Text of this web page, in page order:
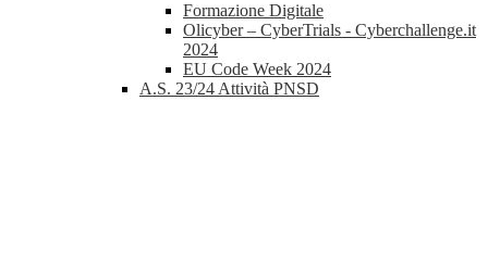
Formazione Digitale
Olicyber – CyberTrials - Cyberchallenge.it
2024
EU Code Week 2024
A.S. 23/24 Attività PNSD